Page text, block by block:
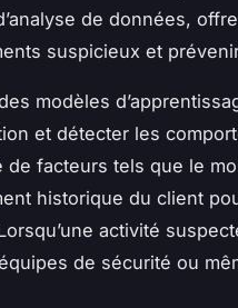
de données,
suspicieux et
modèles
et détecter les
de facteurs tels que le
historique du client
activité
de sécurité ou